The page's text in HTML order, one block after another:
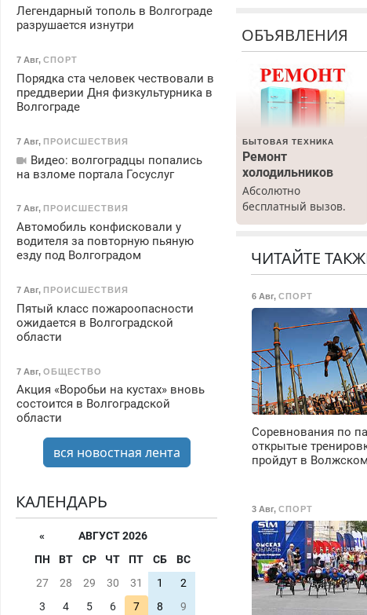
ОБЪЯВЛЕНИЯ
БЫТОВАЯ ТЕХНИКА
Ремонт
холодильников
Абсолютно
бесплатный вызов.
Ремонт
марок на дому, с
выходных.
Пенсионерам –
скидки до 40%.
Мастер со стажем.
ЧИТАЙТЕ
6 Авг,СПОРТ
Соревнования по
открытые
пройдут в Волжском
3 Авг,СПОРТ
Легендарный тополь в Волгограде
разрушается изнутри
7 Авг, СПОРТ
Порядка ста человек чествовали в
преддверии Дня физкультурника в
Волгограде
7 Авг, ПРОИСШЕСТВИЯ
Видео: волгоградцы попались
на взломе портала Госуслуг
7 Авг, ПРОИСШЕСТВИЯ
Автомобиль конфисковали у
водителя за повторную пьяную
езду под Волгоградом
7 Авг, ПРОИСШЕСТВИЯ
Пятый класс пожароопасности
ожидается в Волгоградской
области
7 Авг, ОБЩЕСТВО
Акция «Воробьи на кустах» вновь
состоится в Волгоградской
области
вся новостная лента
КАЛЕНДАРЬ
«
АВГУСТ 2026
ПН
ВТ СР ЧТ ПТ СБ
ВС
27
28 29 30 31 1
2
3
4 5 6 7 8
9